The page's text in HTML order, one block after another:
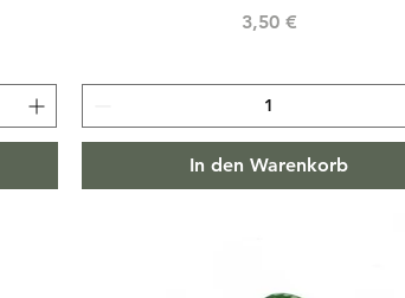
Preis
3,50 €
In den Warenkorb